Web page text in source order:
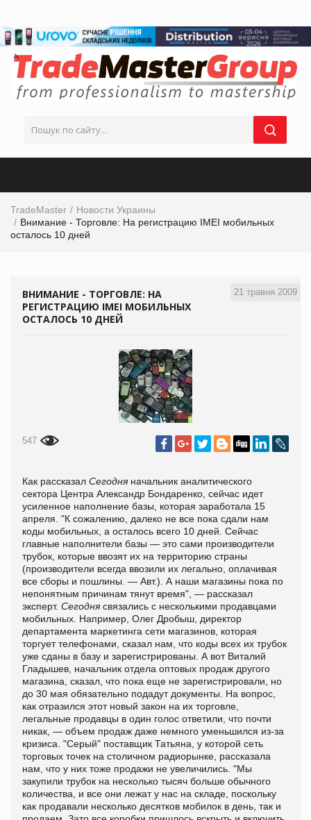
TradeMaster
Новости Украины
Внимание - Торговле: На регистрацию IMEI мобильных
осталось 10 дней
21 травня 2009
ВНИМАНИЕ - ТОРГОВЛЕ: НА
РЕГИСТРАЦИЮ IMEI МОБИЛЬНЫХ
ОСТАЛОСЬ 10 ДНЕЙ
547
Как рассказал Сегодня начальник аналитического
сектора Центра Александр Бондаренко, сейчас идет
усиленное наполнение базы, которая заработала 15
апреля. "К сожалению, далеко не все пока сдали нам
коды мобильных, а осталось всего 10 дней. Сейчас
главные наполнители базы — это сами производители
трубок, которые ввозят их на территорию страны
(производители всегда ввозили их легально, оплачивая
все сборы и пошлины. — Авт.). А наши магазины пока по
непонятным причинам тянут время", — рассказал
эксперт. Сегодня связались с несколькими продавцами
мобильных. Например, Олег Дробыш, директор
департамента маркетинга сети магазинов, которая
торгует телефонами, сказал нам, что коды всех их трубок
уже сданы в базу и зарегистрированы. А вот Виталий
Гладышев, начальник отдела оптовых продаж другого
магазина, сказал, что пока еще не зарегистрировали, но
до 30 мая обязательно подадут документы. На вопрос,
как отразился этот новый закон на их торговле,
легальные продавцы в один голос ответили, что почти
никак, — объем продаж даже немного уменьшился из-за
кризиса. "Серый" поставщик Татьяна, у которой сеть
торговых точек на столичном радиорынке, рассказала
нам, что у них тоже продажи не увеличились. "Мы
закупили трубок на несколько тысяч больше обычного
количества, и все они лежат у нас на складе, поскольку
как продавали несколько десятков мобилок в день, так и